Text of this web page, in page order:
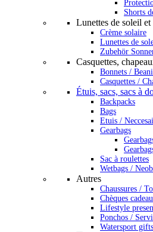
Shorts
Lunettes de soleil et
Crème solaire
Lunettes de
Zubehör
Casquettes,
Bonnets /
Casquettes /
Étuis, sacs, sacs à
Backpacks
Bags
Etuis /
Gearbags
Sac à roulettes
Wetbags /
Autres
Chaussures /
Chèques
Lifestyle
Ponchos /
Watersport gifts